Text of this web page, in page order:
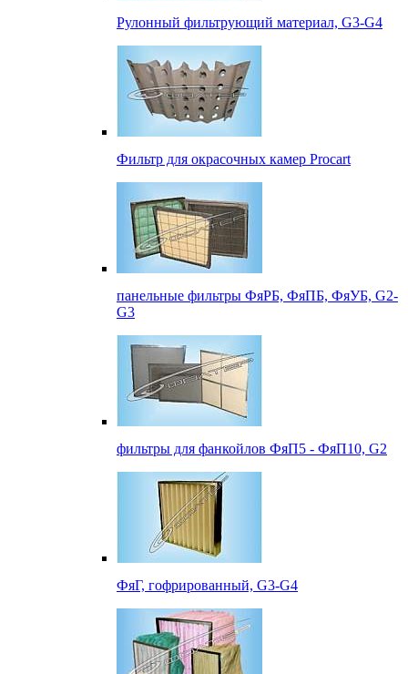
Рулонный фильтрующий материал, G3-G4
Фильтр для окрасочных камер Procart
панельные фильтры ФяРБ, ФяПБ, ФяУБ, G2-
G3
фильтры для фанкойлов ФяП5 - ФяП10, G2
ФяГ, гофрированный, G3-G4